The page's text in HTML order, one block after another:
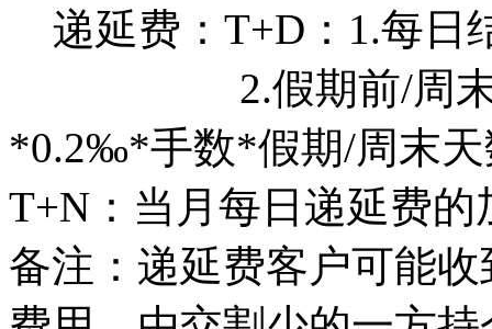
递延费：T+D：1.每日
2.假期前/周末最
*0.2‰*手数*假期/周末天
T+N：当月每日递延费的
备注：递延费客户可能